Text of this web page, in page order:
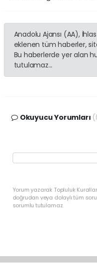
Anadolu Ajansı (AA),
eklenen tüm haberler,
Bu haberlerde yer alan
tutulamaz...
Okuyucu Yorumları
Yorum yazarak Topluluk
doğrudan veya dolaylı tüm
sorumlu tutulamaz.